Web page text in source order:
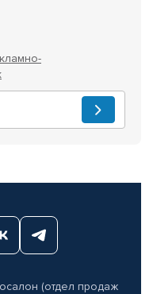
(отдел продаж